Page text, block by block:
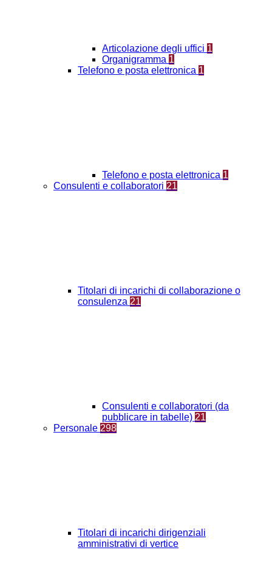
Articolazione degli uffici 1
Organigramma 1
Telefono e posta elettronica 1
Telefono e posta elettronica 1
Consulenti e collaboratori 21
Titolari di incarichi di collaborazione o
consulenza 21
Consulenti e collaboratori (da
pubblicare in tabelle) 21
Personale 298
Titolari di incarichi dirigenziali
amministrativi di vertice